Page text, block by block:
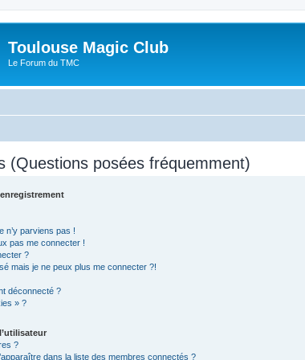
Toulouse Magic Club
Le Forum du TMC
(Questions posées fréquemment)
n’y parviens pas !
pas me connecter !
?
mais je ne peux plus me connecter ?!
déconnecté ?
» ?
?
dans la liste des membres connectés ?